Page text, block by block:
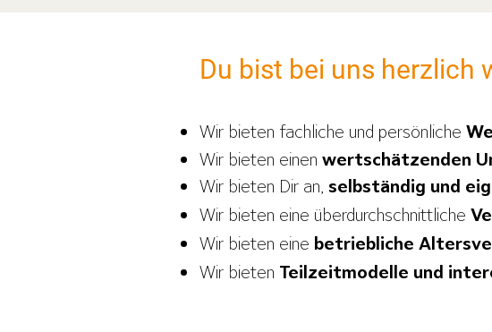
Du bist bei uns herzlich
Wir bieten fachliche und persönliche
Wir bieten einen wertschätzenden
Wir bieten Dir an, selbständig und
Wir bieten eine überdurchschnittliche
Wir bieten eine betriebliche
Wir bieten Teilzeitmodelle und